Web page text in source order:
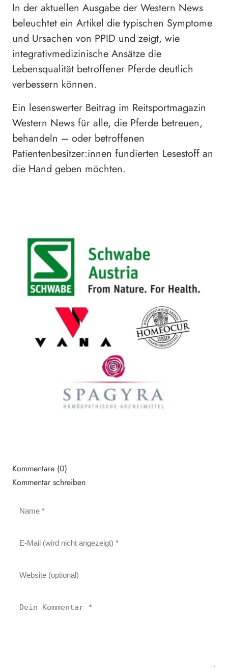
In der aktuellen Ausgabe der Western News
beleuchtet ein Artikel die typischen Symptome
und Ursachen von PPID und zeigt, wie
integrativmedizinische Ansätze die
Lebensqualität betroffener Pferde deutlich
verbessern können.
Ein lesenswerter Beitrag im Reitsportmagazin
Western News für alle, die Pferde betreuen,
behandeln – oder betroffenen
Patientenbesitzer:innen fundierten Lesestoff an
die Hand geben möchten.
Kommentare (0)
Kommentar schreiben